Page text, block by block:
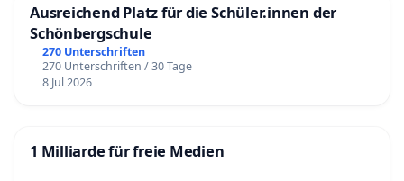
Ausreichend Platz für die Schüler.innen der
Schönbergschule
270 Unterschriften
270 Unterschriften / 30 Tage
8 Jul 2026
1 Milliarde für freie Medien